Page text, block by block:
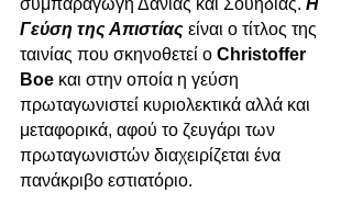
συμπαραγωγή Δανίας και Σουηδίας. Η
Γεύση της Απιστίας είναι ο τίτλος της
ταινίας που σκηνοθετεί ο Christoffer
Boe και στην οποία η γεύση
πρωταγωνιστεί κυριολεκτικά αλλά και
μεταφορικά, αφού το ζευγάρι των
πρωταγωνιστών διαχειρίζεται ένα
πανάκριβο εστιατόριο.